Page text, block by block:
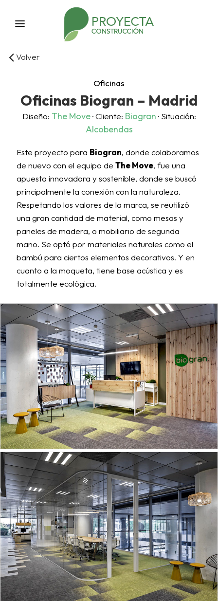
Volver
Oficinas
Oficinas Biogran – Madrid
Diseño: The Move· Cliente: Biogran · Situación:
Alcobendas
Este proyecto para Biogran, donde colaboramos
de nuevo con el equipo de The Move, fue una
apuesta innovadora y sostenible, donde se buscó
principalmente la conexión con la naturaleza.
Respetando los valores de la marca, se reutilizó
una gran cantidad de material, como mesas y
paneles de madera, o mobiliario de segunda
mano. Se optó por materiales naturales como el
bambú para ciertos elementos decorativos. Y en
cuanto a la moqueta, tiene base acústica y es
totalmente ecológica.